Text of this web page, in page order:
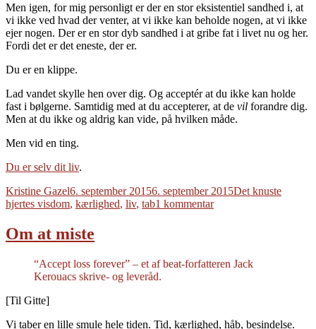
Men igen, for mig personligt er der en stor eksistentiel sandhed i, at
vi ikke ved hvad der venter, at vi ikke kan beholde nogen, at vi ikke
ejer nogen. Der er en stor dyb sandhed i at gribe fat i livet nu og her.
Fordi det er det eneste, der er.
Du er en klippe.
Lad vandet skylle hen over dig. Og acceptér at du ikke kan holde
fast i bølgerne. Samtidig med at du accepterer, at de vil forandre dig.
Men at du ikke og aldrig kan vide, på hvilken måde.
Men vid en ting.
Du er selv dit liv.
Forfatter
Kristine GazelUdgivet
6. september 20156. september 2015Tags
Det knuste
hjertes visdom, kærlighed, liv, tab1 kommentartil
Om at miste
“Accept loss forever” – et af beat-forfatteren Jack
Kerouacs skrive- og leveråd.
[Til Gitte]
Vi taber en lille smule hele tiden. Tid, kærlighed, håb, besindelse.